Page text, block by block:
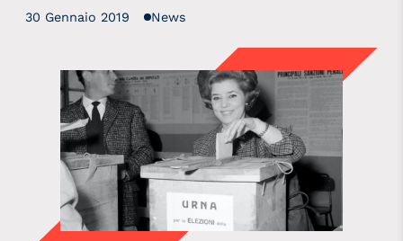
30 Gennaio 2019 News